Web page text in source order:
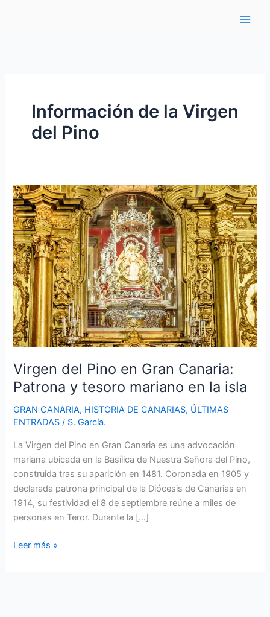
Información de la Virgen
del Pino
Virgen del Pino en Gran Canaria:
Patrona y tesoro mariano en la isla
GRAN CANARIA, HISTORIA DE CANARIAS, ÚLTIMAS
ENTRADAS / S. García.
La Virgen del Pino en Gran Canaria es una advocación
mariana ubicada en la Basílica de Nuestra Señora del Pino,
construida tras su aparición en 1481. Coronada en 1905 y
declarada patrona principal de la Diócesis de Canarias en
1914, su festividad el 8 de septiembre reúne a miles de
personas en Teror. Durante la […]
Virgen
Leer más »